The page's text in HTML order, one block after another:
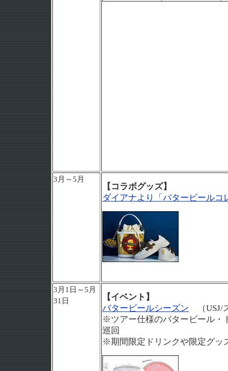
3月～5月
【コラボグッズ】
ダイアナより「バタービールコ
3月1日～5月
31日
【イベント】
バタービールシーズン （USJ/
※ツアー仕様のバタービール・
巡回
※期間限定ドリンクや限定グッ